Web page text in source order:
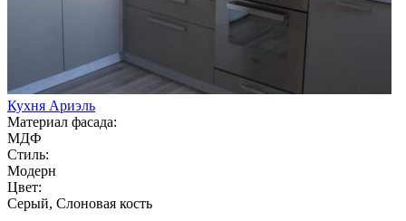
Кухня Ариэль
Материал фасада:
МДФ
Стиль:
Модерн
Цвет:
Серый, Слоновая кость